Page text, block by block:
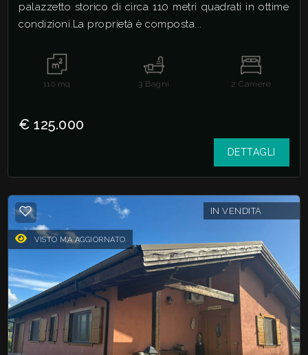
palazzetto storico di circa 110 metri quadrati in ottime
condizioni.La proprietà è composta...
110 mq 3 Bagni 2 Camere
€ 125.000
DETTAGLI
IN VENDITA
VISTO MA AGGIORNATO